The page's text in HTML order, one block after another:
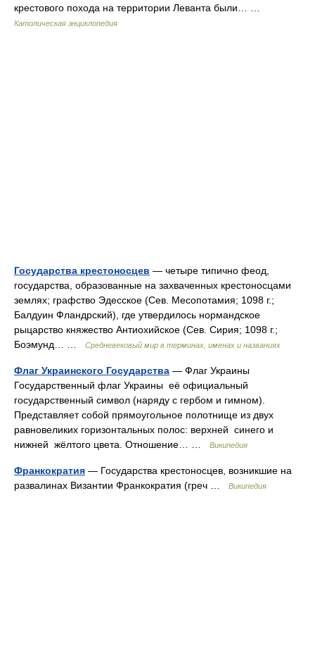
крестового похода на территории Леванта были… …
Католическая энциклопедия
Государства крестоносцев — четыре типично феод,
государства, образованные на захваченных крестоносцами
землях; графство Эдесское (Сев. Месопотамия; 1098 г.;
Балдуин Фландрский), где утвердилось нормандское
рыцарство княжество Антиохийское (Сев. Сирия; 1098 г.;
Боэмунд… …
Средневековый мир в терминах, именах и названиях
Флаг Украинского Государства — Флаг Украины
Государственный флаг Украины её официальный
государственный символ (наряду с гербом и гимном).
Представляет собой прямоугольное полотнище из двух
равновеликих горизонтальных полос: верхней синего и
нижней жёлтого цвета. Отношение… …
Википедия
Франкократия — Государства крестоносцев, возникшие на
развалинах Византии Франкократия (греч …
Википедия